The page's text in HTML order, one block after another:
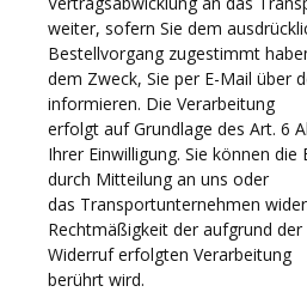
weiter, sofern Sie dem
Bestellvorgang zugestimmt
dem Zweck, Sie per E-Mail über
informieren. Die Verarbeitung
erfolgt auf Grundlage des Art. 6
Ihrer Einwilligung. Sie können die
durch Mitteilung an uns oder
das Transportunternehmen
Rechtmäßigkeit der aufgrund der
Widerruf erfolgten Verarbeitung
berührt wird.